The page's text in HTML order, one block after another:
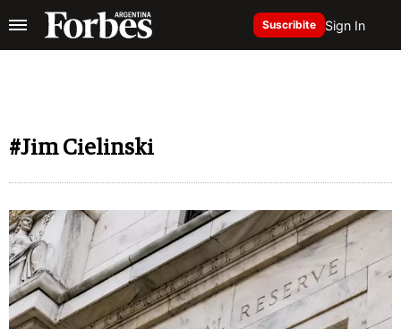
Suscribite Sign In
#Jim Cielinski